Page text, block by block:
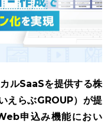
ホームページ制作実績
ルSaaSを提供する株
えらぶGROUP）が提
申込み機能におい